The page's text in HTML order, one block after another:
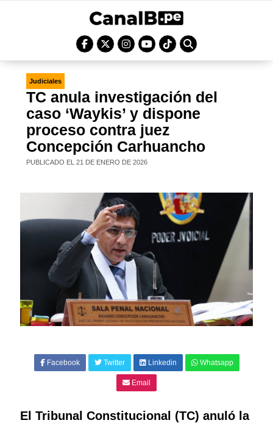
Judiciales
TC anula investigación del
caso ‘Waykis’ y dispone
proceso contra juez
Concepción Carhuancho
PUBLICADO EL 21 DE ENERO DE 2026
Facebook Twitter Linkedin Whatsapp
Email
El Tribunal Constitucional (TC) anuló la